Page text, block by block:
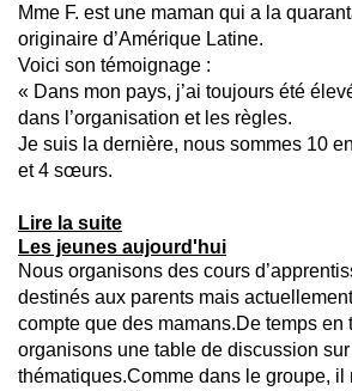
Les jeunes aujourd'hui
Nous organisons des cours
destinés aux parents mais
compte que des mamans.De temps en
organisons une table de discussion
thématiques.Comme dans le groupe, il
Mme F. est une maman qui a la
originaire d’Amérique Latine.
Voici son témoignage :
« Dans mon pays, j’ai toujours été
dans l’organisation et les règles.
Je suis la dernière, nous sommes 10
et 4 sœurs.
Lire la suite